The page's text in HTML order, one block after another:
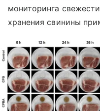
мониторинга
хранения свинины